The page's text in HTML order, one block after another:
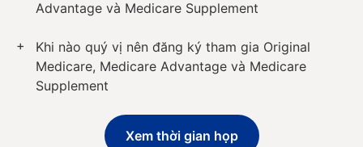
Advantage và Medicare Supplement
Khi nào quý vị nên đăng ký tham gia Original
Medicare, Medicare Advantage và Medicare
Supplement
Xem thời gian họp